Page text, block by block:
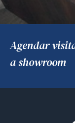
Agendar
a showroom